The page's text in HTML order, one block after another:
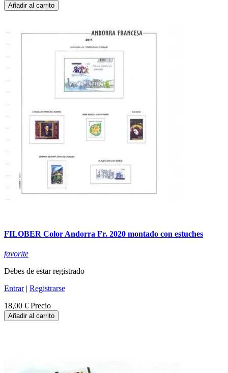
Añadir al carrito
FILOBER Color Andorra Fr. 2020 montado con estuches
favorite
Debes de estar registrado
Entrar| Registrarse
18,00 € Precio
Añadir al carrito